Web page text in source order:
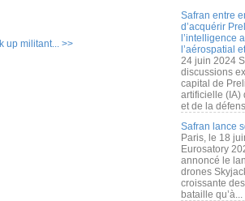
up militant... >>
Safran entre
d’acquérir
l’intelligence
l’aérospatial
24 juin 2024
discussions
capital de
artificielle (IA)
et de la
Safran lance
Paris, le 18
Eurosatory
annoncé le
drones
croissante
bataille qu’à...